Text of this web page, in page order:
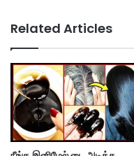
Related Articles